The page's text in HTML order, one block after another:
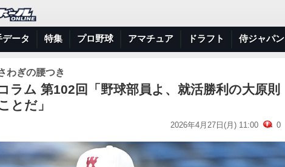
データ 特集 プロ野球 アマチュア ドラフト 侍ジャパン
わぎの腰つき
ラム 第102回「野球部員よ、就活勝利の大原則
とだ」
2026年4月27日(月) 11:00 0